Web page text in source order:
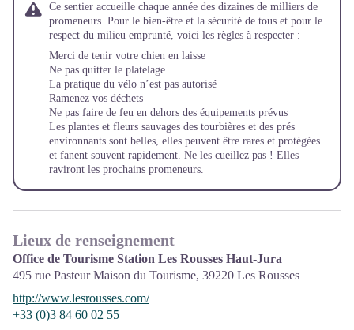
Ce sentier accueille chaque année des dizaines de milliers de
promeneurs. Pour le bien-être et la sécurité de tous et pour le
respect du milieu emprunté, voici les règles à respecter :
Merci de tenir votre chien en laisse
Ne pas quitter le platelage
La pratique du vélo n’est pas autorisé
Ramenez vos déchets
Ne pas faire de feu en dehors des équipements prévus
Les plantes et fleurs sauvages des tourbières et des prés
environnants sont belles, elles peuvent être rares et protégées
et fanent souvent rapidement. Ne les cueillez pas ! Elles
raviront les prochains promeneurs.
Lieux de renseignement
Office de Tourisme Station Les Rousses Haut-Jura
495 rue Pasteur Maison du Tourisme, 39220 Les Rousses
http://www.lesrousses.com/
+33 (0)3 84 60 02 55